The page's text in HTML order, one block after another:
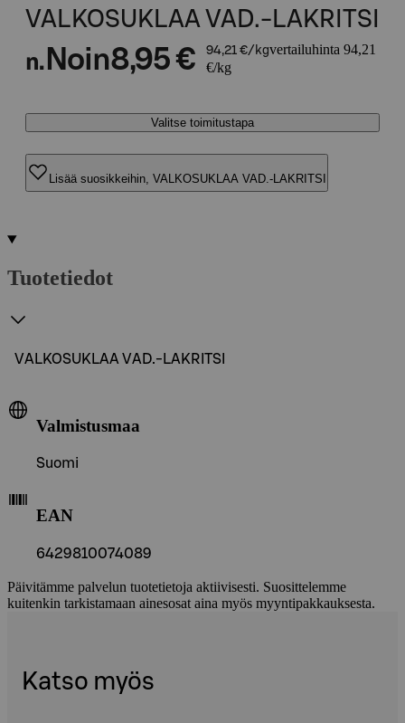
VALKOSUKLAA VAD.-LAKRITSI
n. Noin8,95 € 94,21 €/kgvertailuhinta 94,21
€/kg
Valitse toimitustapa
Lisää suosikkeihin, VALKOSUKLAA VAD.-LAKRITSI
Tuotetiedot
VALKOSUKLAA VAD.-LAKRITSI
Valmistusmaa
Suomi
EAN
6429810074089
Päivitämme palvelun tuotetietoja aktiivisesti. Suosittelemme
kuitenkin tarkistamaan ainesosat aina myös myyntipakkauksesta.
Katso myös